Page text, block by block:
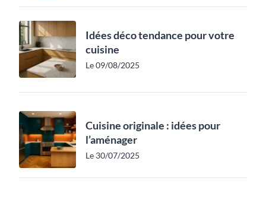
Idées déco tendance pour votre
cuisine
Le 09/08/2025
Cuisine originale : idées pour
l’aménager
Le 30/07/2025